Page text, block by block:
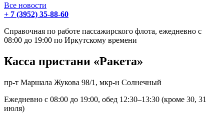
Все новости
+ 7 (3952) 35-88-60
Справочная по работе пассажирского флота, ежедневно с
08:00 до 19:00 по Иркутскому времени
Касса пристани «Ракета»
пр-т Маршала Жукова 98/1, мкр-н Солнечный
Ежедневно с 08:00 до 19:00, обед 12:30–13:30 (кроме 30, 31
июля)